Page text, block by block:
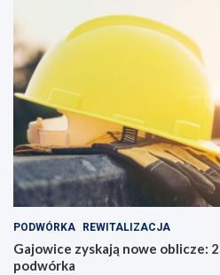
PODWÓRKA REWITALIZACJA
Gajowice zyskają nowe oblicze:
podwórka